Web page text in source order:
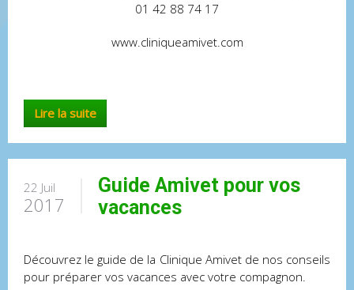
01 42 88 74 17
www.cliniqueamivet.com
Lire la suite
22 Juil
2017
Guide Amivet pour vos
vacances
Découvrez le guide de la Clinique Amivet de nos conseils
pour préparer vos vacances avec votre compagnon.